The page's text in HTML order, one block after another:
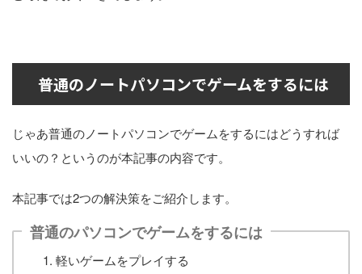
普通のノートパソコンでゲームをするには
じゃあ普通のノートパソコンでゲームをするにはどうすれば
いいの？というのが本記事の内容です。
本記事では2つの解決策をご紹介します。
普通のパソコンでゲームをするには
軽いゲームをプレイする